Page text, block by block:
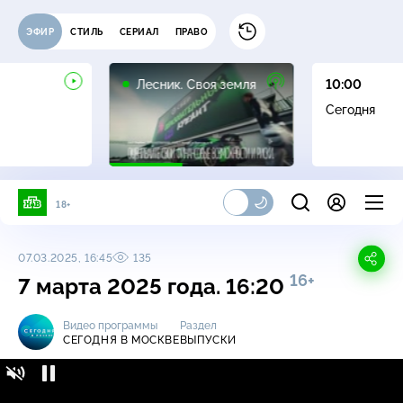
ЭФИР СТИЛЬ СЕРИАЛ ПРАВО
Лесник. Своя земля
16+
10:00
Сегодня
18+
07.03.2025, 16:45 135
7 марта 2025 года. 16:20 16+
Видео программы
СЕГОДНЯ В МОСКВЕ
Раздел
ВЫПУСКИ